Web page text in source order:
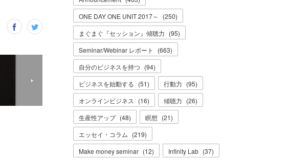
ONE DAY ONE UNIT 2017～
(250)
まぐまぐ『セッション』傾聴力 (95)
Seminar/Webinar レポート
(663)
自分のビジネスを持つ (94)
ビジネスを始動する (51) 行動力 (95)
オンラインビジネス
(16) 傾聴力 (26)
生産性アップ (48) 瞑想 (21)
エッセイ・コラム (219)
Make money seminar (12) Infinity Lab (37)